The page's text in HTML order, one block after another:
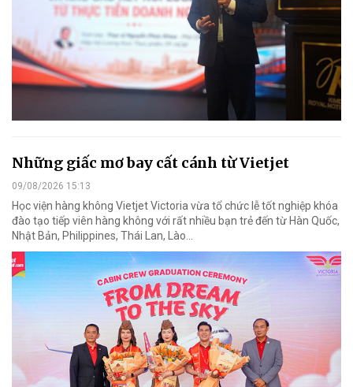
Những giấc mơ bay cất cánh từ Vietjet
09/08/2026 15:13
Học viện hàng không Vietjet Victoria vừa tổ chức lễ tốt nghiệp khóa
đào tạo tiếp viên hàng không với rất nhiều bạn trẻ đến từ Hàn Quốc,
Nhật Bản, Philippines, Thái Lan, Lào…